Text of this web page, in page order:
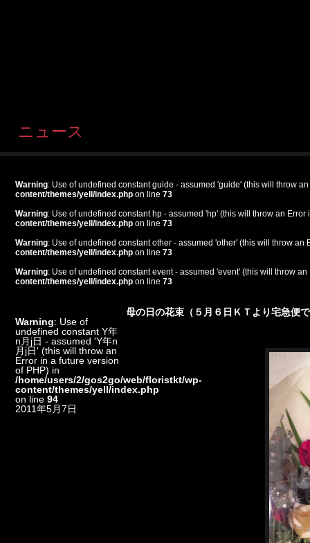
ニュース
Warning: Use of undefined constant guide - assumed 'guide' (this will throw
content/themes/yell/index.php on line73
Warning: Use of undefined constant hp - assumed 'hp' (this will throw an
content/themes/yell/index.php on line73
Warning: Use of undefined constant other - assumed 'other' (this will throw
content/themes/yell/index.php on line73
Warning: Use of undefined constant event - assumed 'event' (this will throw
content/themes/yell/index.php on line73
Warning: Use of
undefined constant Y年
n月j日 - assumed 'Y年n
月j日' (this will throw an
Error in a future version
of PHP) in
/home/users/2/gos2go/web/floristkt/wp-
content/themes/yell/index.php
on line94
2011年5月7日
母の日の花束（５月６日ＫＴより宅急便